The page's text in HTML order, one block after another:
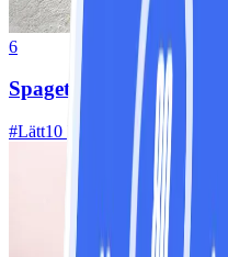
6
Spagetti med köttfärssås
#Lätt10 MIN